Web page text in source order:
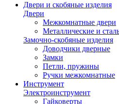
Двери и скобяные изделия
Двери
Межкомнатные двери
Металлические и
Замочно-скобяные изделия
Доводчики дверные
Замки
Петли, пружины
Ручки межкомнатные
Инструмент
Электроинструмент
Гайковерты